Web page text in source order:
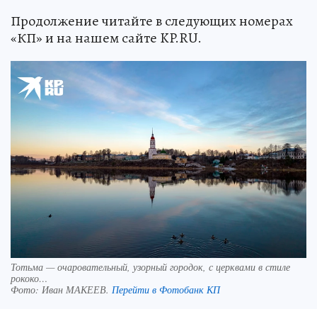
Продолжение читайте в следующих номерах
«КП» и на нашем сайте KP.RU.
Тотьма — очаровательный, узорный городок, с церквами в стиле
рококо…
Фото: Иван МАКЕЕВ. Перейти в Фотобанк КП